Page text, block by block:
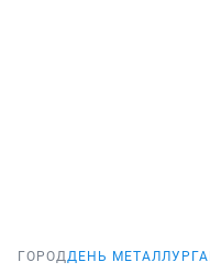
ГОРОДДЕНЬ МЕТАЛЛУРГА